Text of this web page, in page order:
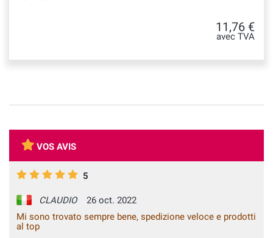
11,76 €
avec TVA
VOS AVIS
5
CLAUDIO
26 oct. 2022
Mi sono trovato sempre bene, spedizione veloce e prodotti
al top